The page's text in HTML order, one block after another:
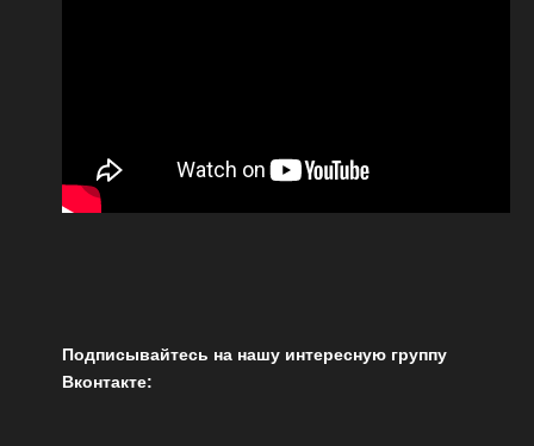
Подписывайтесь на нашу интересную группу
Вконтакте: